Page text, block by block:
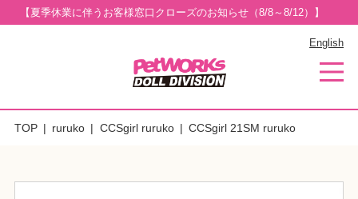
【夏季休業に伴うお客様窓口クローズのお知らせ（8/8～8/12）】
English
TOP ruruko CCSgirl ruruko CCSgirl 21SM ruruko